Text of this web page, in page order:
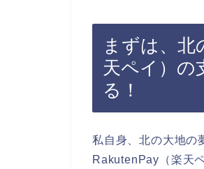
まずは、北
天ペイ）の
る！
私自身、北の大地の
RakutenPay（楽天